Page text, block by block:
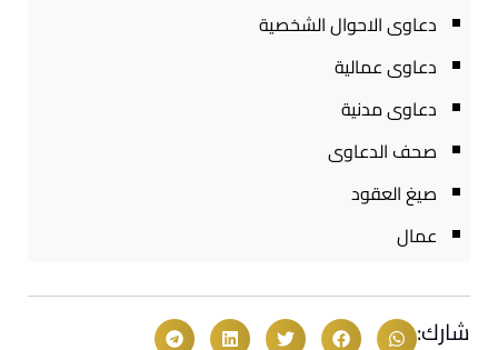
دعاوى الاحوال الشخصية
دعاوى عمالية
دعاوى مدنية
صحف الدعاوى
صيغ العقود
عمال
شارك: